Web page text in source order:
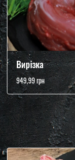
Вирізка
949,99 грн